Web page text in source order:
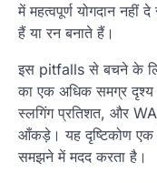
में महत्वपूर्ण योगदान
हैं या रन बनाते हैं।
इस pitfalls से बचने के
का एक अधिक समग्र
स्लगिंग प्रतिशत, और
आँकड़े। यह दृष्टिकोण एक
समझने में मदद करता है।